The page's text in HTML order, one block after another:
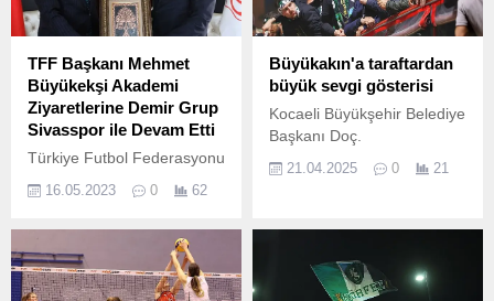
TFF Başkanı Mehmet
Büyükekşi Akademi
Ziyaretlerine Demir Grup
Sivasspor ile Devam Etti
Türkiye Futbol Federasyonu
Altyapı Akademileri Projesi
Akademilerinde Türkiye
Modeli oluşturmak ve
sürdürebilmek adına
16.05.2023 0 62
Büyükakın'a taraftardan
büyük sevgi gösterisi
Kocaeli Büyükşehir Belediye
Başkanı Doç.
21.04.2025 0 21